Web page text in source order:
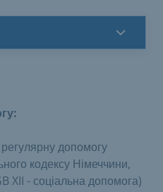
допомогу
кодексу Німеччини,
XII - соціальна допомога)